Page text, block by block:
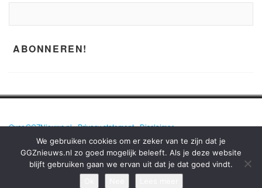
Over GGZNieuws.nl•Privacy statement•Disclaimer
GGZNIEUWS.NL – ELKE DAG HET NIEUWS OVER MENTALE GEZONDHEID
EN DE GGZ OP EEN RIJ!
We gebruiken cookies om er zeker van te zijn dat je
GGZnieuws.nl zo goed mogelijk beleeft. Als je deze website
blijft gebruiken gaan we ervan uit dat je dat goed vindt.